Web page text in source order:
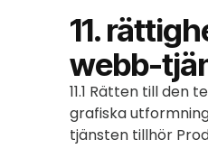
11.
webb-
11.1 Rätten till den
grafiska
tjänsten tillhör